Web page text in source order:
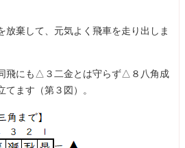
棄して、元気よく飛車を走り出しま
にも△３二金とは守らず△８八角成
ます（第３図）。